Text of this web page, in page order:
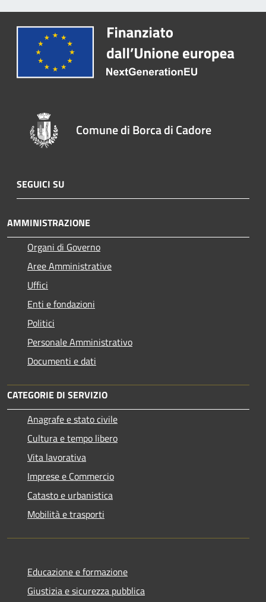
Comune di Borca di Cadore
SEGUICI SU
AMMINISTRAZIONE
Organi di Governo
Aree Amministrative
Uffici
Enti e fondazioni
Politici
Personale Amministrativo
Documenti e dati
CATEGORIE DI SERVIZIO
Anagrafe e stato civile
Cultura e tempo libero
Vita lavorativa
Imprese e Commercio
Catasto e urbanistica
Mobilità e trasporti
Educazione e formazione
Giustizia e sicurezza pubblica